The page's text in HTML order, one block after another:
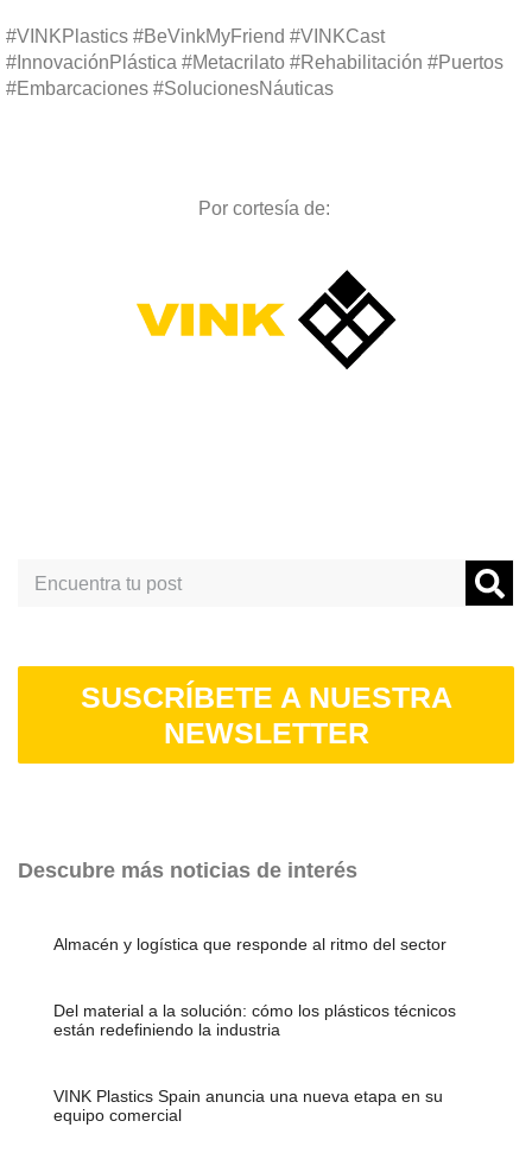
#VINKPlastics #BeVinkMyFriend #VINKCast
#InnovaciónPlástica #Metacrilato #Rehabilitación #Puertos
#Embarcaciones #SolucionesNáuticas
Por cortesía de:
Search
SUSCRÍBETE A NUESTRA
NEWSLETTER
Descubre más noticias de interés
Almacén y logística que responde al ritmo del sector
Del material a la solución: cómo los plásticos técnicos
están redefiniendo la industria
VINK Plastics Spain anuncia una nueva etapa en su
equipo comercial